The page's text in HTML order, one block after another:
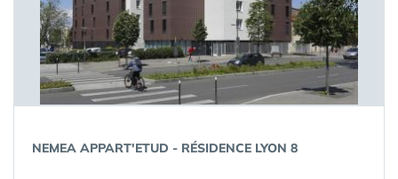
NEMEA APPART'ETUD - RÉSIDENCE LYON 8